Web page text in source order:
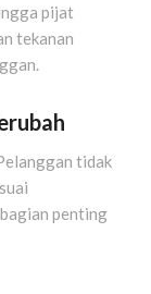
pijat
tekanan
tidak
penting